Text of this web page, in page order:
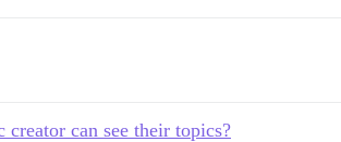
can see their topics?